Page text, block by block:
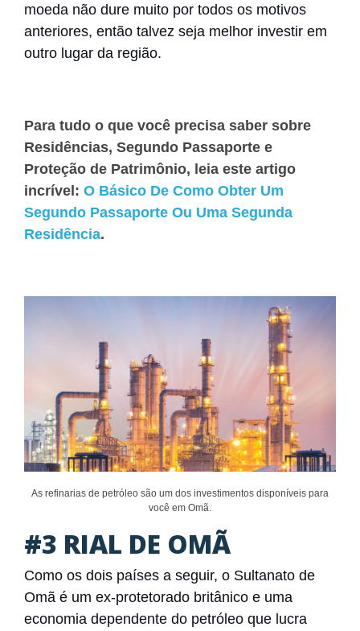
moeda não dure muito por todos os motivos
anteriores, então talvez seja melhor investir em
outro lugar da região.
Para tudo o que você precisa saber sobre
Residências, Segundo Passaporte e
Proteção de Patrimônio, leia este artigo
incrível: O Básico De Como Obter Um
Segundo Passaporte Ou Uma Segunda
Residência.
As refinarias de petróleo são um dos investimentos disponíveis para
você em Omã.
#3 RIAL DE OMÃ
Como os dois países a seguir, o Sultanato de
Omã é um ex-protetorado britânico e uma
economia dependente do petróleo que lucra